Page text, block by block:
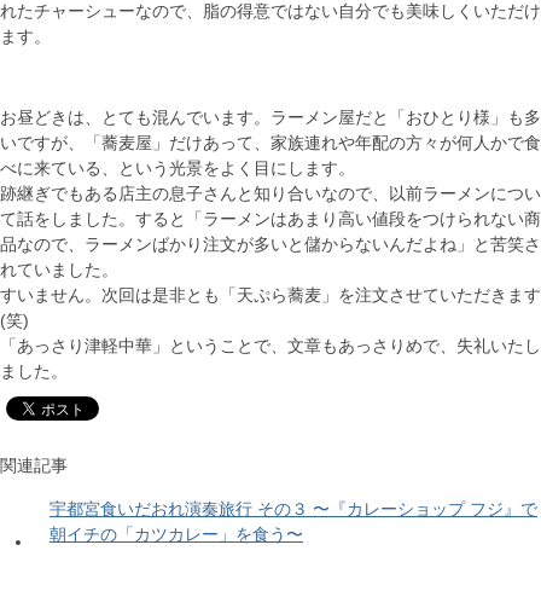
れたチャーシューなので、脂の得意ではない自分でも美味しくいただけ
ます。
お昼どきは、とても混んでいます。ラーメン屋だと「おひとり様」も多
いですが、「蕎麦屋」だけあって、家族連れや年配の方々が何人かで食
べに来ている、という光景をよく目にします。
跡継ぎでもある店主の息子さんと知り合いなので、以前ラーメンについ
て話をしました。すると「ラーメンはあまり高い値段をつけられない商
品なので、ラーメンばかり注文が多いと儲からないんだよね」と苦笑さ
れていました。
すいません。次回は是非とも「天ぷら蕎麦」を注文させていただきます
(笑)
「あっさり津軽中華」ということで、文章もあっさりめで、失礼いたし
ました。
関連記事
宇都宮食いだおれ演奏旅行 その３ 〜『カレーショップ フジ』で
朝イチの「カツカレー」を食う〜